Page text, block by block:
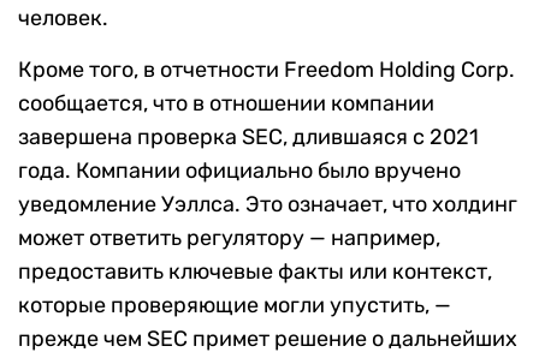
человек.
Кроме того, в отчетности Freedom Holding Corp.
сообщается, что в отношении компании
завершена проверка SEC, длившаяся с 2021
года. Компании официально было вручено
уведомление Уэллса. Это означает, что холдинг
может ответить регулятору — например,
предоставить ключевые факты или контекст,
которые проверяющие могли упустить, —
прежде чем SEC примет решение о дальнейших